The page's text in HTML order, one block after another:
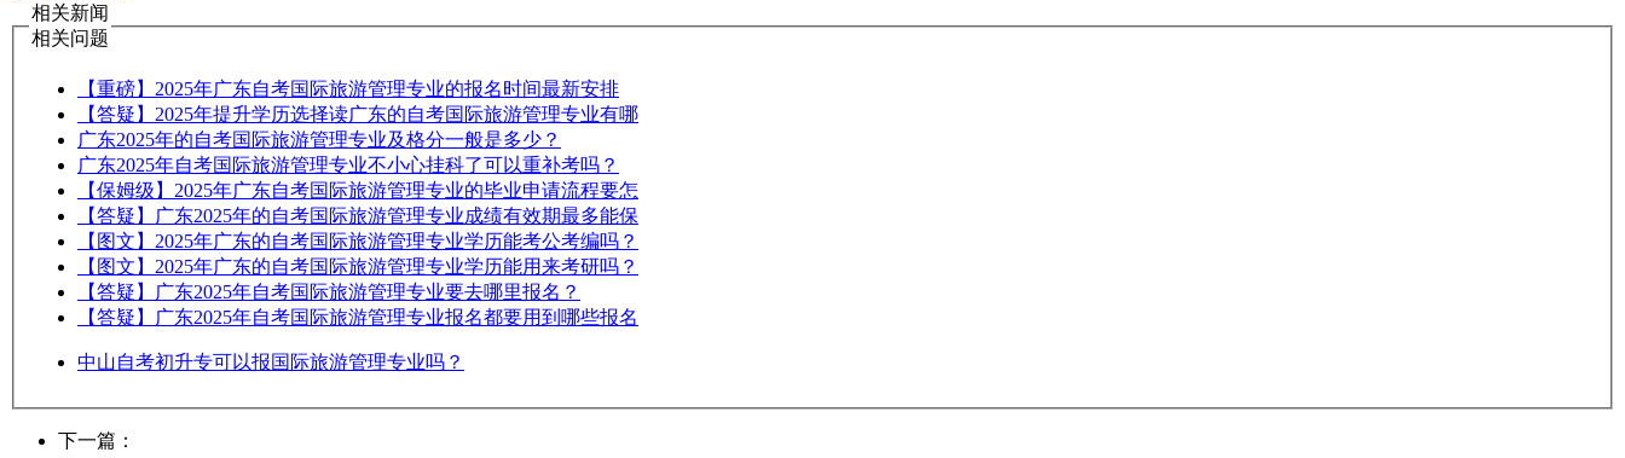
相关新闻
相关问题
【重磅】2025年广东自考国际旅游管理专业的报名时间最新安排
【答疑】2025年提升学历选择读广东的自考国际旅游管理专业有哪
广东2025年的自考国际旅游管理专业及格分一般是多少？
广东2025年自考国际旅游管理专业不小心挂科了可以重补考吗？
【保姆级】2025年广东自考国际旅游管理专业的毕业申请流程要怎
【答疑】广东2025年的自考国际旅游管理专业成绩有效期最多能保
【图文】2025年广东的自考国际旅游管理专业学历能考公考编吗？
【图文】2025年广东的自考国际旅游管理专业学历能用来考研吗？
【答疑】广东2025年自考国际旅游管理专业要去哪里报名？
【答疑】广东2025年自考国际旅游管理专业报名都要用到哪些报名
中山自考初升专可以报国际旅游管理专业吗？
下一篇：